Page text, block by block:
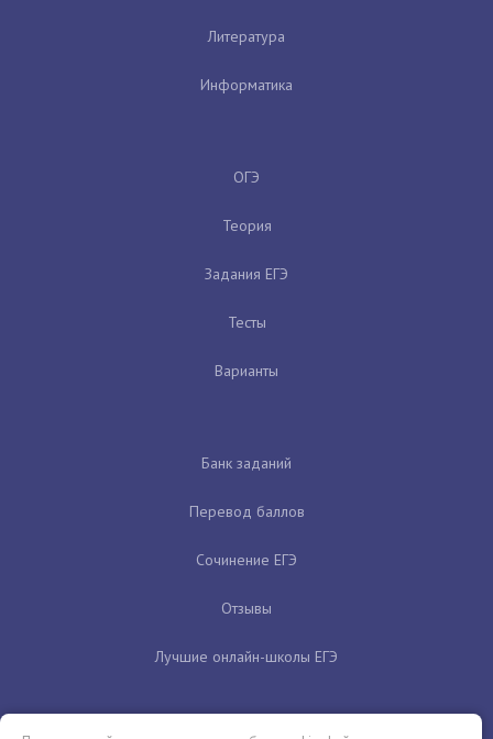
Литература
Информатика
ОГЭ
Теория
Задания ЕГЭ
Тесты
Варианты
Банк заданий
Перевод баллов
Сочинение ЕГЭ
Отзывы
Лучшие онлайн-школы ЕГЭ